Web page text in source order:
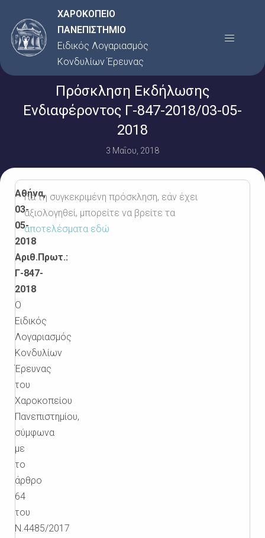
στο
περιεχόμενο
ΧΑΡΟΚΟΠΕΙΟ
ΠΑΝΕΠΙΣΤΗΜΙΟ
Ειδικός Λογαριασμός
Κονδυλίων Έρευνας
Menu
Πρόσκληση Εκδήλωσης
Ενδιαφέροντος Γ-847-2018/03-05-
2018
3 Μαΐου, 2018
Αθήνα,
03-
05-
2018
Αριθ.Πρωτ.:
Γ-847-
2018
Ο
Ειδικός
Λογαριασμός
Κονδυλίων
Έρευνας
του
Χαροκοπείου
Πανεπιστημίου,
σύμφωνα
με
το
άρθρο
64
του
Ν.4485/2017
Για τη συγκεκριμένη πρόσκληση, εάν έχει
αξιολογηθεί, μπορείτε να βρείτε τα
αποτελέσματα εδώ